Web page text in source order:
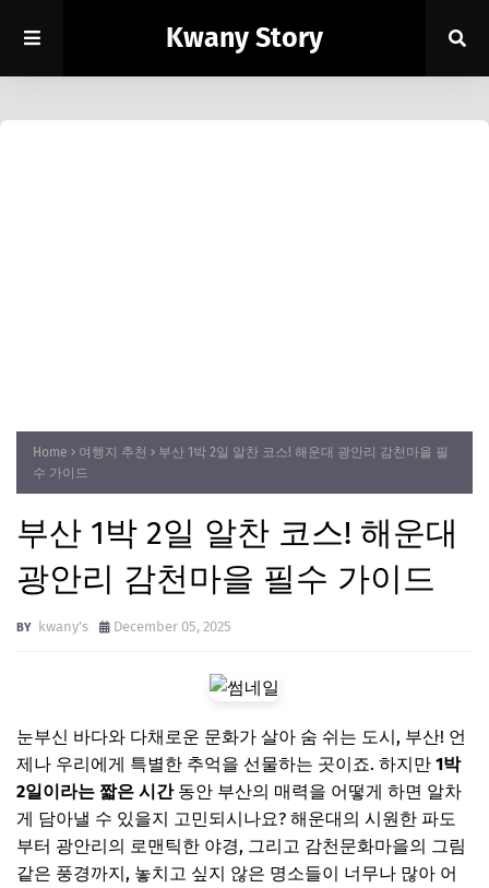
Kwany Story
Home 여행지 추천
부산 1박 2일 알찬 코스! 해운대 광안리 감천마을 필
수 가이드
부산 1박 2일 알찬 코스! 해운대
광안리 감천마을 필수 가이드
kwany's December 05, 2025
눈부신 바다와 다채로운 문화가 살아 숨 쉬는 도시, 부산! 언
제나 우리에게 특별한 추억을 선물하는 곳이죠. 하지만 1박
2일이라는 짧은 시간동안 부산의 매력을 어떻게 하면 알차
게 담아낼 수 있을지 고민되시나요? 해운대의 시원한 파도
부터 광안리의 로맨틱한 야경, 그리고 감천문화마을의 그림
같은 풍경까지, 놓치고 싶지 않은 명소들이 너무나 많아 어